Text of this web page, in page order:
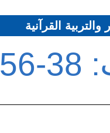
القرآنية
7